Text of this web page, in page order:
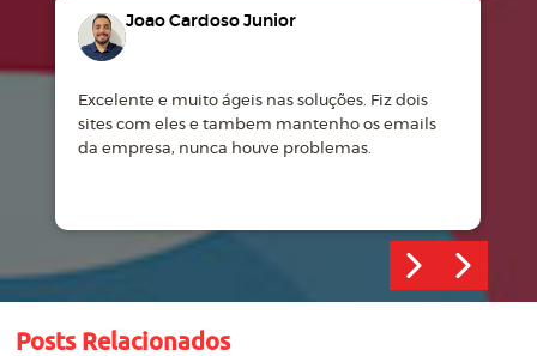
Joao Cardoso Junior
Excelente e muito ágeis nas soluções. Fiz dois
sites com eles e tambem mantenho os emails
da empresa, nunca houve problemas.
Posts Relacionados